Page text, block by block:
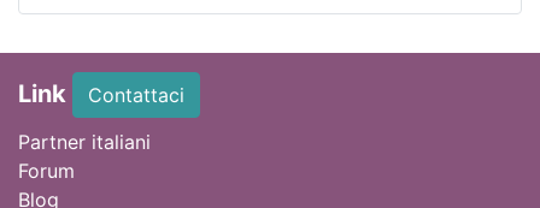
Link
Contattaci
Partner italiani
Forum
Blog